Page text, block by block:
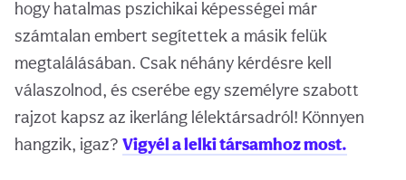
hogy hatalmas pszichikai képességei már
számtalan embert segítettek a másik felük
megtalálásában. Csak néhány kérdésre kell
válaszolnod, és cserébe egy személyre szabott
rajzot kapsz az ikerláng lélektársadról! Könnyen
hangzik, igaz? Vigyél a lelki társamhoz most.